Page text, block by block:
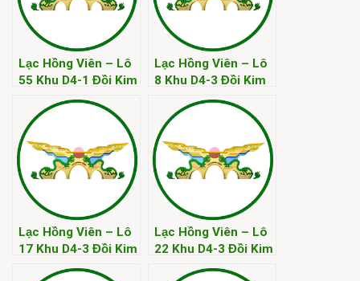
Lạc Hồng Viên – Lô
55 Khu D4-1 Đồi Kim
Lạc Hồng Viên – Lô
8 Khu D4-3 Đồi Kim
Lạc Hồng Viên – Lô
17 Khu D4-3 Đồi Kim
Lạc Hồng Viên – Lô
22 Khu D4-3 Đồi Kim